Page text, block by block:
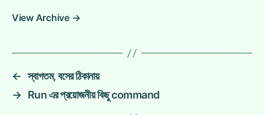
View Archive →
← স্বাগতম, বসের ঠিকানায়
→ Run এর প্রয়োজনীয় কিছু command